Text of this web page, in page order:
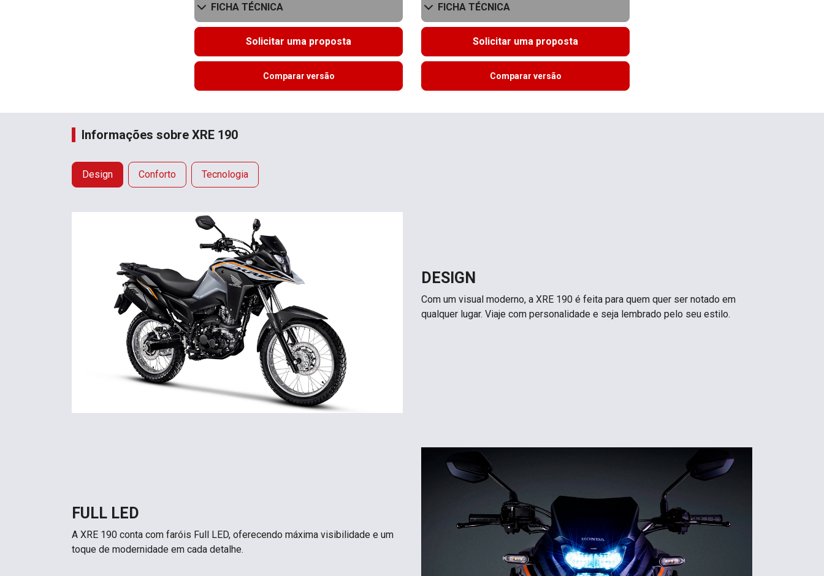
FICHA TÉCNICA
Solicitar uma proposta
Comparar versão
FICHA TÉCNICA
Solicitar uma proposta
Comparar versão
Informações sobre XRE 190
Design Conforto Tecnologia
DESIGN
Com um visual moderno, a XRE 190 é feita para quem quer ser notado em
qualquer lugar. Viaje com personalidade e seja lembrado pelo seu estilo.
FULL LED
A XRE 190 conta com faróis Full LED, oferecendo máxima visibilidade e um
toque de modernidade em cada detalhe.